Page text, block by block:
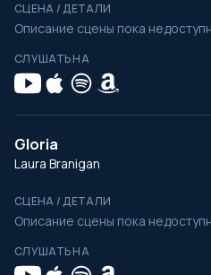
СЦЕНА / ДЕТАЛИ
Описание сцены пока
СЛУШАТЬ НА
Gloria
Laura Branigan
СЦЕНА / ДЕТАЛИ
Описание сцены пока
СЛУШАТЬ НА